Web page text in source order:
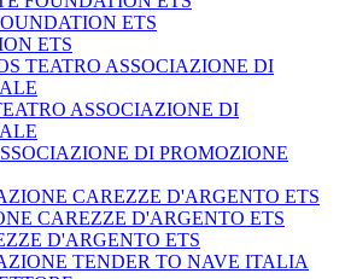
ETS
DI PROMOZIONE
D'ARGENTO ETS